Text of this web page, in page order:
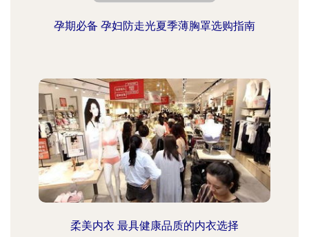
孕期必备 孕妇防走光夏季薄胸罩选购指南
柔美内衣 最具健康品质的内衣选择